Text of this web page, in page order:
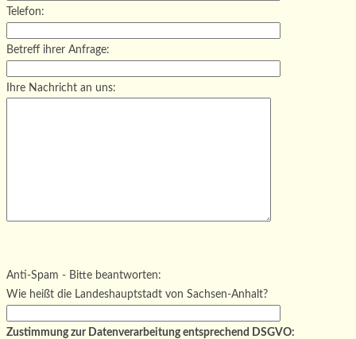
Telefon:
Betreff ihrer Anfrage:
Ihre Nachricht an uns:
Bitte lasse dieses Feld leer.
Anti-Spam - Bitte beantworten:
Wie heißt die Landeshauptstadt von Sachsen-Anhalt?
Zustimmung zur Datenverarbeitung entsprechend DSGVO: